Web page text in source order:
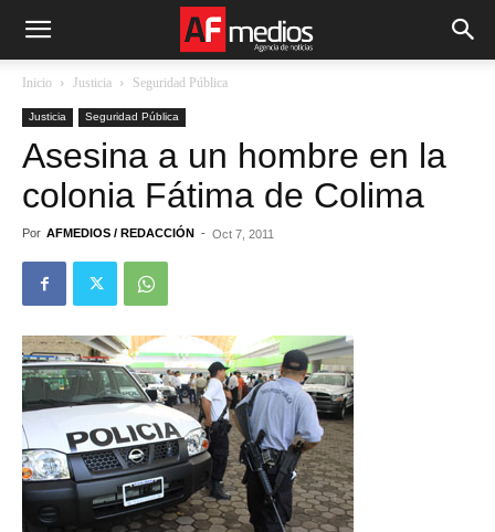
Inicio Justicia Seguridad Pública
Justicia Seguridad Pública
Asesina a un hombre en la
colonia Fátima de Colima
Por AFMEDIOS / REDACCIÓN - Oct 7, 2011